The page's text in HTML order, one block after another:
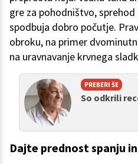
gre za pohodništvo,
spodbuja dobro počutje.
obroku, na primer
na uravnavanje krvnega
PREBERI ŠE
So odkrili
Dajte prednost spanju